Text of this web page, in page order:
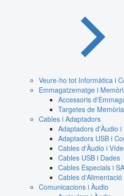
Veure-ho tot Informàtica i
Emmagatzematge i
Accessoris
Targetes de Memòria
Cables i Adaptadors
Adaptadors d'Àudio i
Adaptadors USB i
Cables d'Àudio i
Cables USB i Dades
Cables Especials i
Cables d'Alimentació
Comunicacions i Àudio